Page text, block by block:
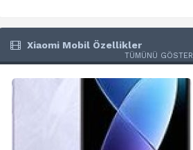
Xiaomi Mobil Özellikler
TÜMÜNÜ GÖSTER